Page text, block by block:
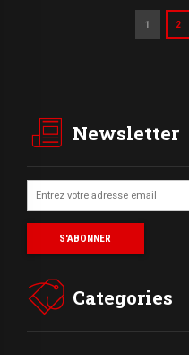
1 2
Newsletter
Categories